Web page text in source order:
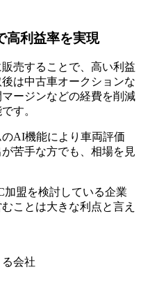
高利益率を実現
売することで、高い利益
は中古車オークションな
ージンなどの経費を削減
です。
AI機能により車両評価
苦手な方でも、相場を見
加盟を検討している企業
ことは大きな利点と言え
会社